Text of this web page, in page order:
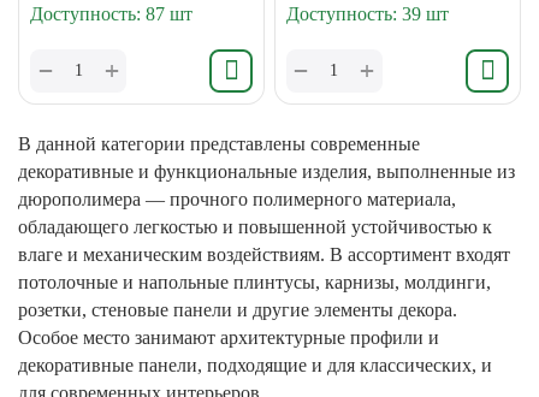
В данной категории представлены современные
декоративные и функциональные изделия, выполненные из
дюрополимера — прочного полимерного материала,
обладающего легкостью и повышенной устойчивостью к
влаге и механическим воздействиям. В ассортимент входят
потолочные и напольные плинтусы, карнизы, молдинги,
розетки, стеновые панели и другие элементы декора.
Особое место занимают архитектурные профили и
декоративные панели, подходящие и для классических, и
для современных интерьеров.
Доступность: 87 шт
+
−
Доступность: 39 шт
+
−